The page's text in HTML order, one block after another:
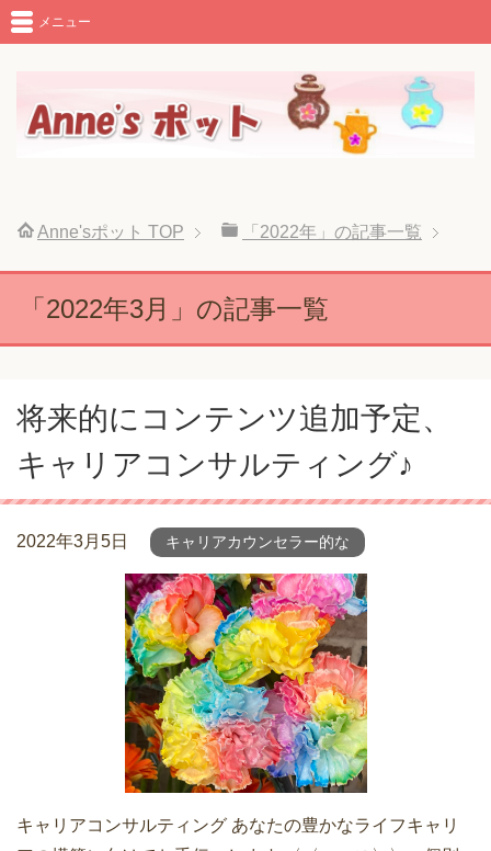
メニュー
Anne'sポット TOP 「2022年」の記事一覧
「2022年3月」の記事一覧
将来的にコンテンツ追加予定、
キャリアコンサルティング♪
2022年3月5日 キャリアカウンセラー的な
キャリアコンサルティング あなたの豊かなライフキャリ